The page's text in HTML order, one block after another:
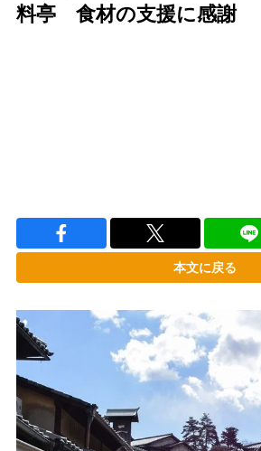
料亭 食材の支援に感謝
本文に戻る